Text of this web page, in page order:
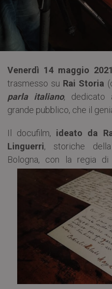
Venerdì 14 maggio 2021
trasmesso su Rai Storia
parla italiano, dedicato
grande pubblico, che il
Il docufilm, ideato da
Linguerri, storiche
Bologna, con la regia